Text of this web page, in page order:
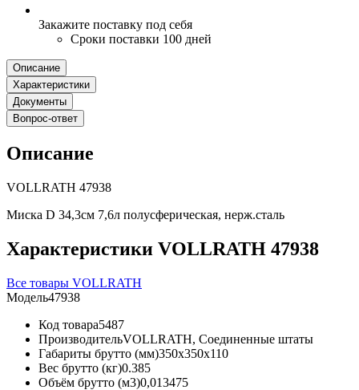
Закажите поставку под себя
Сроки поставки 100 дней
Описание
Характеристики
Документы
Вопрос-ответ
Описание
VOLLRATH 47938
Миска D 34,3см 7,6л полусферическая, нерж.сталь
Характеристики VOLLRATH 47938
Все товары VOLLRATH
Модель47938
Код товара5487
ПроизводительVOLLRATH, Соединенные штаты
Габариты брутто (мм)350x350x110
Вес брутто (кг)0.385
Объём брутто (м3)0,013475